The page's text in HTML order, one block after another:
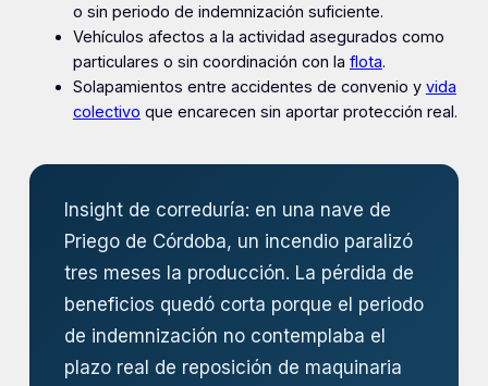
o sin periodo de indemnización suficiente.
Vehículos afectos a la actividad asegurados como
particulares o sin coordinación con la flota.
Solapamientos entre accidentes de convenio y vida
colectivo que encarecen sin aportar protección real.
Insight de correduría: en una nave de
Priego de Córdoba, un incendio paralizó
tres meses la producción. La pérdida de
beneficios quedó corta porque el periodo
de indemnización no contemplaba el
plazo real de reposición de maquinaria